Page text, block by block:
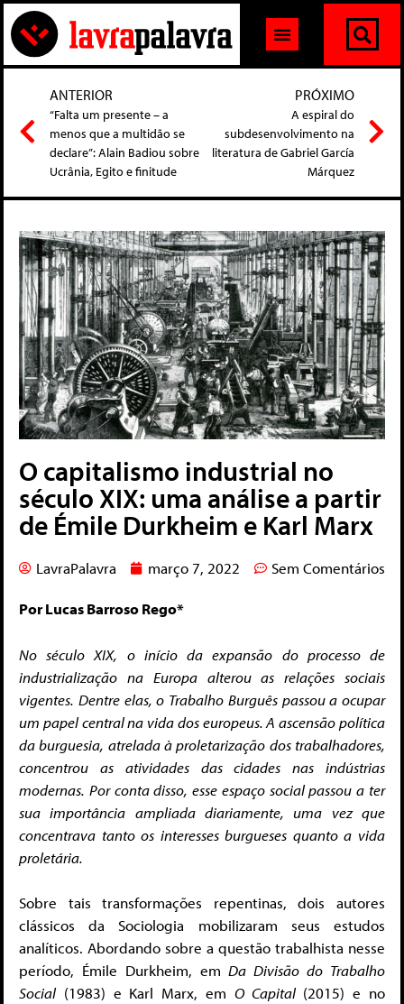
ANTERIOR
“Falta um presente – a
menos que a multidão se
declare”: Alain Badiou sobre
Ucrânia, Egito e finitude
PRÓXIMO
A espiral do
subdesenvolvimento na
literatura de Gabriel García
Márquez
O capitalismo industrial no
século XIX: uma análise a partir
de Émile Durkheim e Karl Marx
LavraPalavra março 7, 2022 Sem Comentários
Por Lucas Barroso Rego*
No século XIX, o início da expansão do processo de
industrialização na Europa alterou as relações sociais
vigentes. Dentre elas, o Trabalho Burguês passou a ocupar
um papel central na vida dos europeus. A ascensão política
da burguesia, atrelada à proletarização dos trabalhadores,
concentrou as atividades das cidades nas indústrias
modernas. Por conta disso, esse espaço social passou a ter
sua importância ampliada diariamente, uma vez que
concentrava tanto os interesses burgueses quanto a vida
proletária.
Sobre tais transformações repentinas, dois autores
clássicos da Sociologia mobilizaram seus estudos
analíticos. Abordando sobre a questão trabalhista nesse
período, Émile Durkheim, emDa Divisão do Trabalho
Social(1983) e Karl Marx, em O Capital(2015) e no